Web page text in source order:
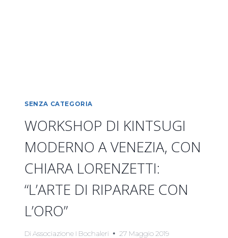
SENZA CATEGORIA
WORKSHOP DI KINTSUGI
MODERNO A VENEZIA, CON
CHIARA LORENZETTI:
“L’ARTE DI RIPARARE CON
L’ORO”
Di Associazione I Bochaleri 27 Maggio 2019